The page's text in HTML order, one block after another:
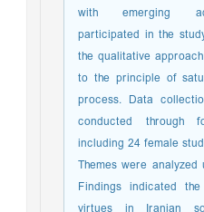
with emerging
participated in the
the qualitative
to the principle of
process. Data
conducted
including 24 female
Themes were
Findings indicated